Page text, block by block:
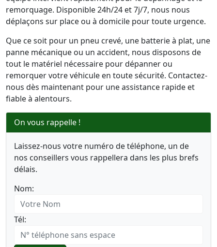
remorquage. Disponible 24h/24 et 7j/7, nous nous
déplaçons sur place ou à domicile pour toute urgence.
Que ce soit pour un pneu crevé, une batterie à plat, une
panne mécanique ou un accident, nous disposons de
tout le matériel nécessaire pour dépanner ou
remorquer votre véhicule en toute sécurité. Contactez-
nous dès maintenant pour une assistance rapide et
fiable à alentours.
On vous rappelle !
Laissez-nous votre numéro de téléphone, un de
nos conseillers vous rappellera dans les plus brefs
délais.
Nom:
Tél: